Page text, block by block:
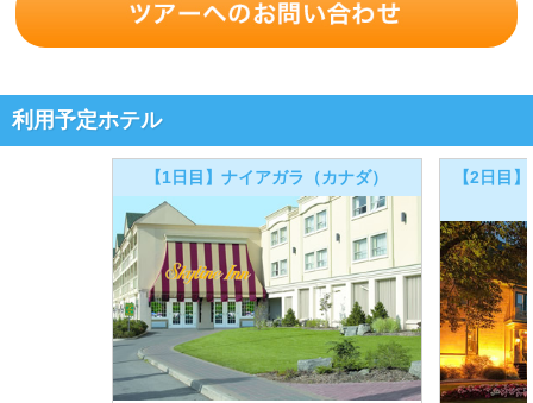
利用予定ホテル
【1日目】ナイアガラ（カナダ）
【2日目